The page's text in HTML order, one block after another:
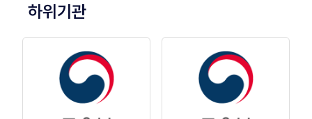
하위기관